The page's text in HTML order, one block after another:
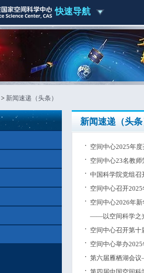
快速导航
> 新闻速递（头条）
新闻速递（头
空间中心2025年
空间中心23名教
中国科学院党组召
空间中心召开
空间中心2026年
——以空间科学之
空间中心召开第
空间中心举办
第六届雁栖湖会